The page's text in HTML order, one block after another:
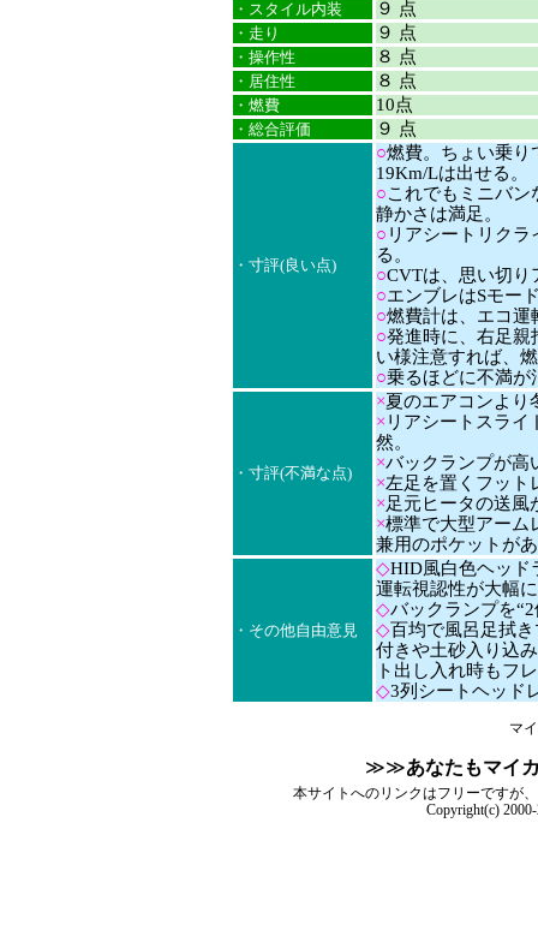
・スタイル内装 ９ 点
・走り ９ 点
・操作性 ８ 点
・居住性 ８ 点
・燃費 10点
・総合評価 ９ 点
・寸評(良い点)
○燃費。ちょい乗り
19Km/Lは出せる。
○これでもミニバ
静かさは満足。
○ リアシートリク
る。
○CVTは、思い切り
○エンブレはSモー
○燃費計は、エコ運
○発進時に、右足親
い様注意すれば、
○乗るほどに不満が
・寸評(不満な点)
×夏のエアコンより
× リアシートスラ
然。
×バックランプが高
×左足を置くフット
×足元ヒータの送風
×標準で大型アーム
兼用のポケットが
・その他自由意見
◇HID風白色ヘッド
運転視認性が大幅
◇バックランプを
◇百均で風呂足拭
付きや土砂入り込
ト出し入れ時もフ
◇3列シートヘッド
マ
≫≫あなたもマイ
本サイトへのリンクはフリーですが
Copyright(c)